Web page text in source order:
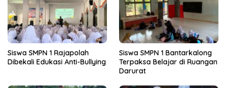
Siswa SMPN 1 Rajapolah
Dibekali Edukasi Anti-Bullying
Siswa SMPN 1 Bantarkalong
Terpaksa Belajar di Ruangan
Darurat